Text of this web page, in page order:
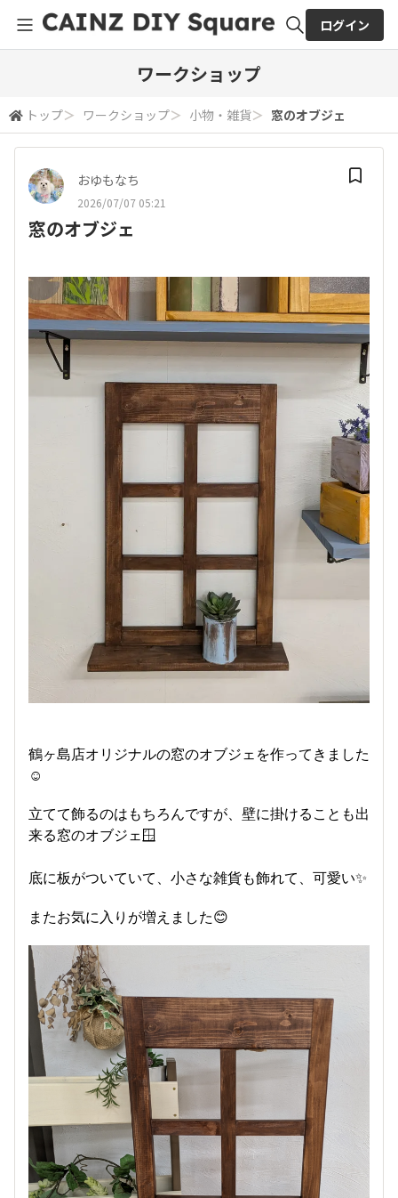
検索
ログイン
ワークショップ
トップ＞ ワークショップ＞ 小物・雑貨＞ 窓のオブジェ
おゆもなち
2026/07/07 05:21
窓のオブジェ
鶴ヶ島店オリジナルの窓のオブジェを作ってきました
☺️
立てて飾るのはもちろんですが、壁に掛けることも出
来る窓のオブジェ🪟
底に板がついていて、小さな雑貨も飾れて、可愛い✨️
またお気に入りが増えました😊